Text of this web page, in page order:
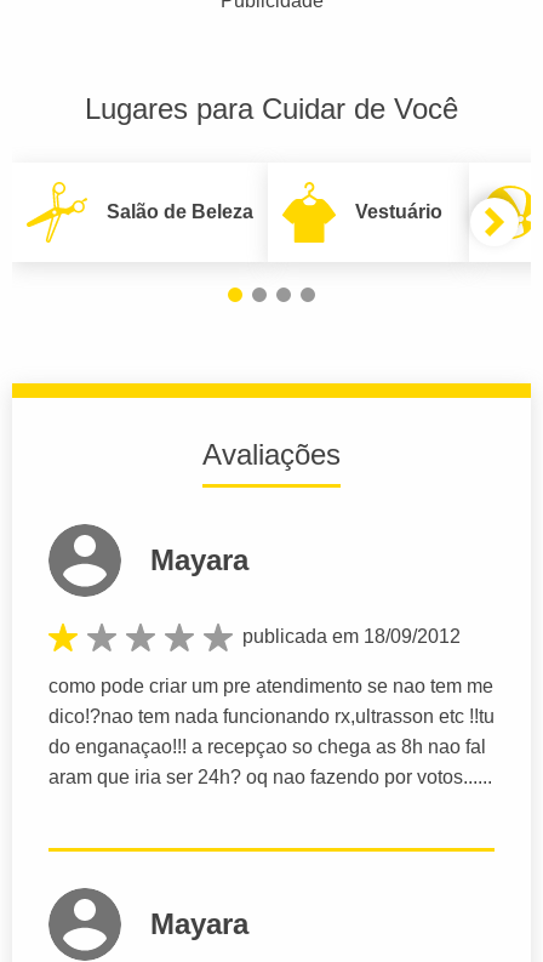
Lugares para Cuidar de Você
Salão de Beleza Vestuário
Avaliações
Mayara
publicada em 18/09/2012
como pode criar um pre atendimento se nao tem me
dico!?nao tem nada funcionando rx,ultrasson etc !!tu
do enganaçao!!! a recepçao so chega as 8h nao fal
aram que iria ser 24h? oq nao fazendo por votos......
Mayara